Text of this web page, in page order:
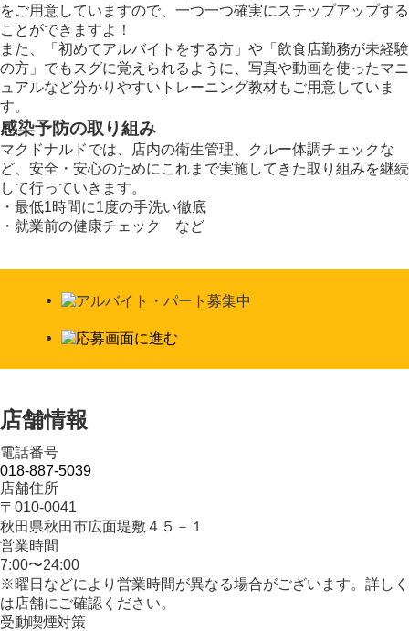
をご用意していますので、一つ一つ確実にステップアップする
ことができますよ！
また、「初めてアルバイトをする方」や「飲食店勤務が未経験
の方」でもスグに覚えられるように、写真や動画を使ったマニ
ュアルなど分かりやすいトレーニング教材もご用意していま
す。
感染予防の取り組み
マクドナルドでは、店内の衛生管理、クルー体調チェックな
ど、安全・安心のためにこれまで実施してきた取り組みを継続
して行っていきます。
・最低1時間に1度の手洗い徹底
・就業前の健康チェック など
店舗情報
電話番号
018-887-5039
店舗住所
〒010-0041
秋田県秋田市広面堤敷４５－１
営業時間
7:00〜24:00
※曜日などにより営業時間が異なる場合がございます。詳しく
は店舗にご確認ください。
受動喫煙対策